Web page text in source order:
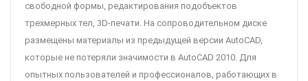
свободной формы, редактирования подобъектов
трехмерных тел, 3D-печати. На сопроводительном диске
размещены материалы из предыдущей версии AutoCAD,
которые не потеряли значимости в AutoCAD 2010. Для
опытных пользователей и профессионалов, работающих в